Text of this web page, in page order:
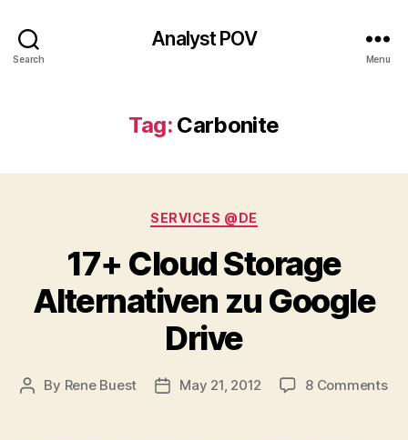
Search
Analyst POV
Menu
Tag: Carbonite
Categories
SERVICES @DE
17+ Cloud Storage
Alternativen zu Google
Drive
Post
By Rene Buest
PostMay 21, 2012 8 Commentson